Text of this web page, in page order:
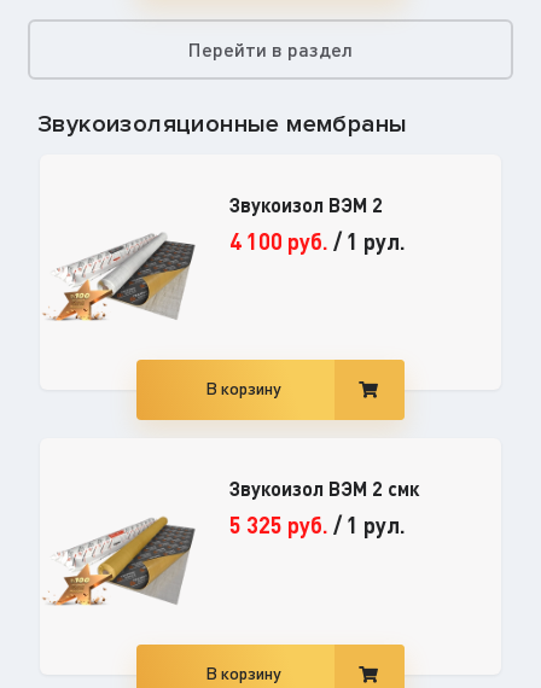
Перейти в раздел
Звукоизоляционные мембраны
Звукоизол ВЭМ 2
4 100 руб. /1 рул.
В корзину
Звукоизол ВЭМ 2 смк
5 325 руб. /1 рул.
В корзину